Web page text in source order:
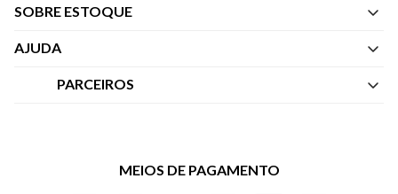
SOBRE ESTOQUE
Quem Somos
AJUDA
Central de Atendimento
Trocas e Devoluções
PARCEIROS
Vai de VisaMEIOS DE PAGAMENTO